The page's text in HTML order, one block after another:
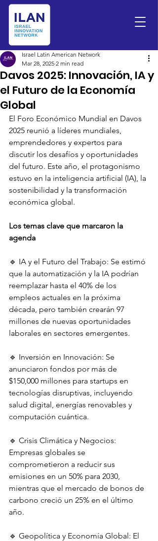
Davos 2025: Innovación, IA y
el Futuro de la Economía
Global
Israel Latin American Network
Mar 28, 2025 2 min read
El Foro Económico Mundial en Davos
2025 reunió a líderes mundiales,
emprendedores y expertos para
discutir los desafíos y oportunidades
del futuro. Este año, el protagonismo
estuvo en la inteligencia artificial (IA), la
sostenibilidad y la transformación
económica global.
Los temas clave que marcaron la
agenda
🔹 IA y el Futuro del Trabajo: Se estimó
que la automatización y la IA podrían
reemplazar hasta el 40% de los
empleos actuales en la próxima
década, pero también crearán 97
millones de nuevas oportunidades
laborales en sectores emergentes.
🔹 Inversión en Innovación: Se
anunciaron fondos por más de
$150,000 millones para startups en
tecnologías disruptivas, incluyendo
salud digital, energías renovables y
computación cuántica.
🔹 Crisis Climática y Negocios:
Empresas globales se
comprometieron a reducir sus
emisiones en un 50% para 2030,
mientras que el mercado de bonos de
carbono creció un 25% en el último
año.
🔹 Geopolítica y Economía Global: El